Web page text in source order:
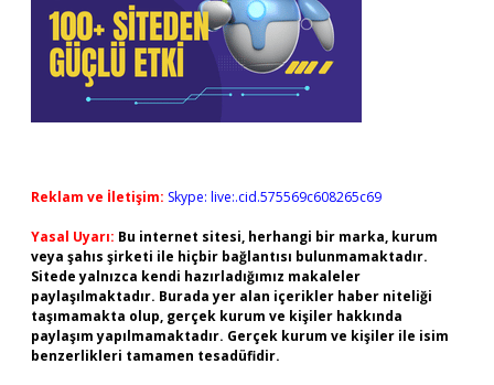
Reklam ve İletişim: Skype: live:.cid.575569c608265c69
Yasal Uyarı: Bu internet sitesi, herhangi bir marka, kurum
veya şahıs şirketi ile hiçbir bağlantısı bulunmamaktadır.
Sitede yalnızca kendi hazırladığımız makaleler
paylaşılmaktadır. Burada yer alan içerikler haber niteliği
taşımamakta olup, gerçek kurum ve kişiler hakkında
paylaşım yapılmamaktadır. Gerçek kurum ve kişiler ile isim
benzerlikleri tamamen tesadüfidir.